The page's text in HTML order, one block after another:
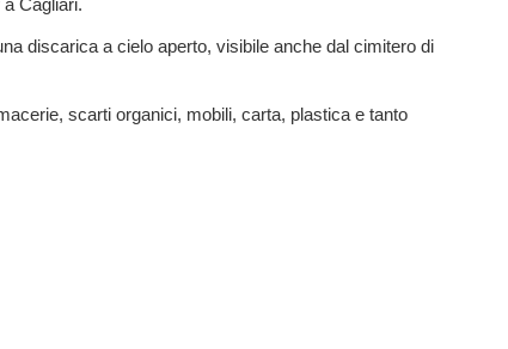
Cagliari.
discarica a cielo aperto, visibile anche dal cimitero di
scarti organici, mobili, carta, plastica e tanto